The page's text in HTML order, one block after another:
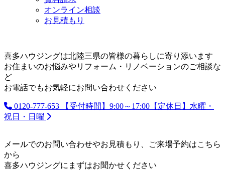
オンライン相談
お見積もり
喜多ハウジングは北陸三県の皆様の暮らしに寄り添います
お住まいのお悩みやリフォーム・リノベーションのご相談な
ど
お電話でもお気軽にお問い合わせください
0120-777-653
【受付時間】9:00～17:00【定休日】水曜・
祝日・日曜
メールでのお問い合わせやお見積もり、ご来場予約はこちら
から
喜多ハウジングにまずはお聞かせください